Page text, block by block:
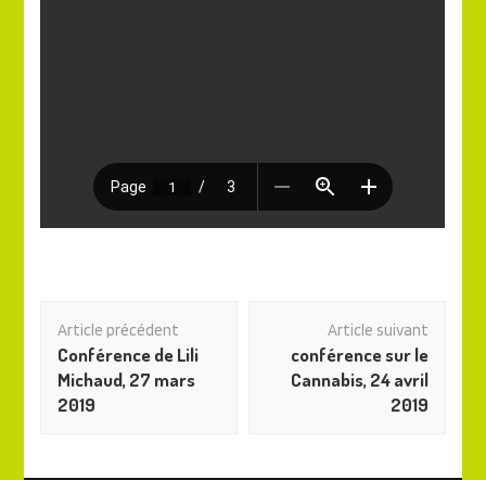
des
articles
Article précédent
Conférence de Lili
Michaud, 27 mars
2019
Article suivant
conférence sur le
Cannabis, 24 avril
2019